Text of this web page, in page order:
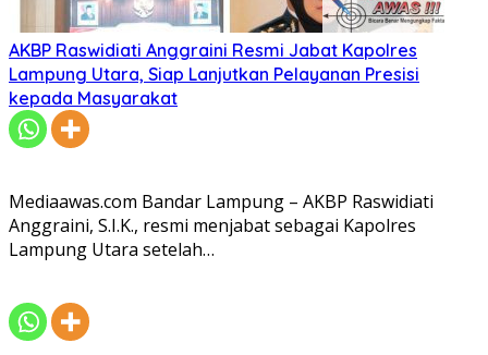
AKBP Raswidiati Anggraini Resmi Jabat Kapolres
Lampung Utara, Siap Lanjutkan Pelayanan Presisi
kepada Masyarakat
Mediaawas.com Bandar Lampung – AKBP Raswidiati
Anggraini, S.I.K., resmi menjabat sebagai Kapolres
Lampung Utara setelah…